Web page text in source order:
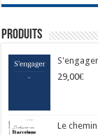
Produits
S'engager
29,00€
Le